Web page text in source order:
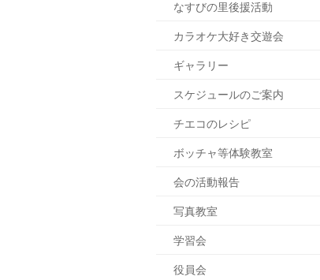
なすびの里後援活動
カラオケ大好き交遊会
ギャラリー
スケジュールのご案内
チエコのレシピ
ボッチャ等体験教室
会の活動報告
写真教室
学習会
役員会